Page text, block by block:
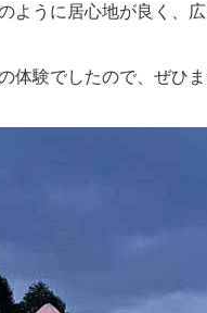
ように居心地が良く、
体験でしたので、ぜひま